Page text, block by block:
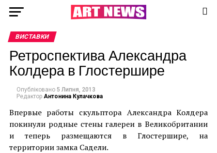
ВИСТАВКИ
Ретроспектива Александра
Колдера в Глостершире
Опубліковано 5 Липня, 2013
Редактор Антонина Кулачкова
Впервые работы скульптора Александра Колдера
покинули родные стены галереи в Великобритании
и теперь размещаются в Глостершире, на
территории замка Садели.